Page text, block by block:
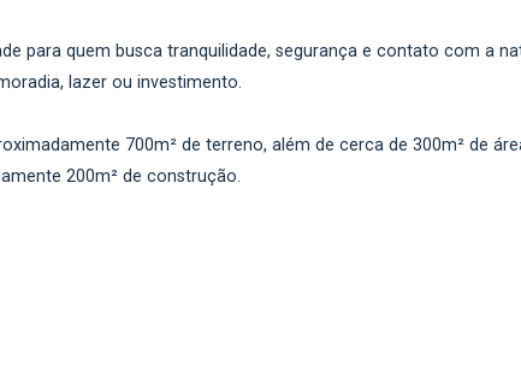
para quem busca tranquilidade, segurança e contato com a
lazer ou investimento.
700m² de terreno, além de cerca de 300m² de
200m² de construção.